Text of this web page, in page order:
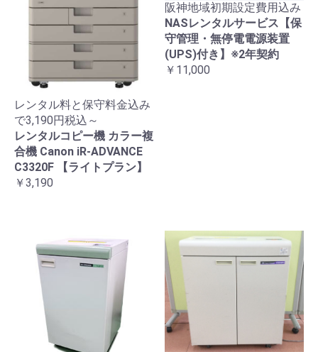
レンタル料と保守料金込み
で3,190円税込～
レンタルコピー機 カラー複
合機 Canon iR-ADVANCE
C3320F 【ライトプラン】
￥3,190
阪神地域初期設定費用込み
NASレンタルサービス【保
守管理・無停電電源装置
(UPS)付き】※2年契約
￥11,000